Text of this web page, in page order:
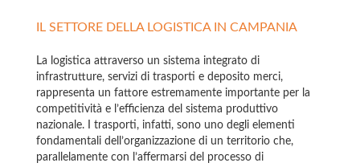
IL SETTORE DELLA LOGISTICA IN CAMPANIA
La logistica attraverso un sistema integrato di
infrastrutture, servizi di trasporti e deposito merci,
rappresenta un fattore estremamente importante per la
competitività e l’efficienza del sistema produttivo
nazionale. I trasporti, infatti, sono uno degli elementi
fondamentali dell’organizzazione di un territorio che,
parallelamente con l’affermarsi del processo di